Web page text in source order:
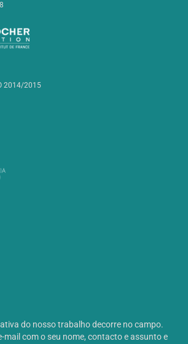
2014/2015
do nosso trabalho decorre no campo.
mail com o seu nome, contacto e assunto e